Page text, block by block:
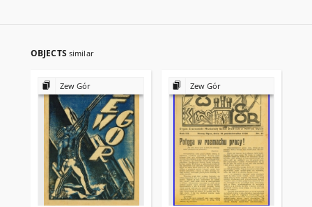
OBJECTS similar
Zew Gór Zew Gór